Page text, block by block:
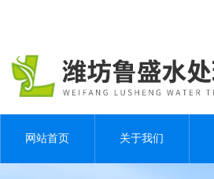
网站首页 关于我们